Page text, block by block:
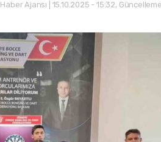
Ajansı | 15.10.2025 - 15:32,